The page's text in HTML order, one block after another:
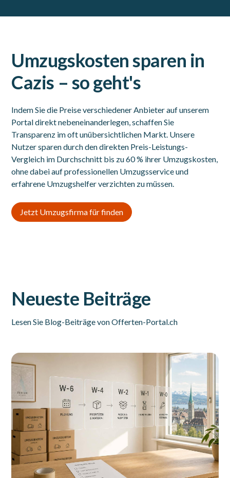
Umzugskosten sparen in
Cazis – so geht's
Indem Sie die Preise verschiedener Anbieter auf unserem
Portal direkt nebeneinanderlegen, schaffen Sie
Transparenz im oft unübersichtlichen Markt. Unsere
Nutzer sparen durch den direkten Preis-Leistungs-
Vergleich im Durchschnitt bis zu 60 % ihrer Umzugskosten,
ohne dabei auf professionellen Umzugsservice und
erfahrene Umzugshelfer verzichten zu müssen.
Jetzt Umzugsfirma für finden
Neueste Beiträge
Lesen Sie Blog-Beiträge von Offerten-Portal.ch